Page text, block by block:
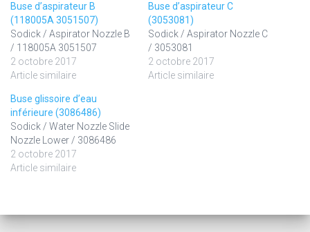
Buse d’aspirateur B
(118005A 3051507)
Sodick / Aspirator Nozzle B
/ 118005A 3051507
2 octobre 2017
Article similaire
Buse d’aspirateur C
(3053081)
Sodick / Aspirator Nozzle C
/ 3053081
2 octobre 2017
Article similaire
Buse glissoire d’eau
inférieure (3086486)
Sodick / Water Nozzle Slide
Nozzle Lower / 3086486
2 octobre 2017
Article similaire